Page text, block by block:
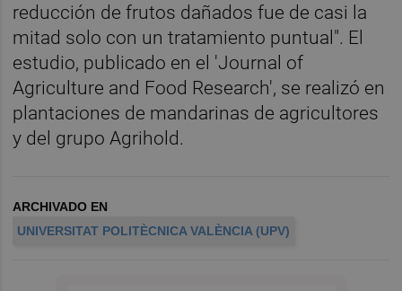
reducción de frutos dañados fue de casi la
mitad solo con un tratamiento puntual". El
estudio, publicado en el 'Journal of
Agriculture and Food Research', se realizó en
plantaciones de mandarinas de agricultores
y del grupo Agrihold.
ARCHIVADO EN
UNIVERSITAT POLITÈCNICA VALÈNCIA (UPV)